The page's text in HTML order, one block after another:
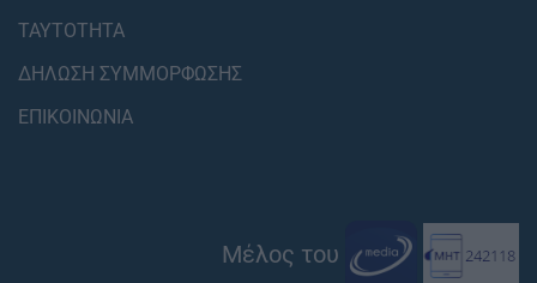
ΤΑΥΤΟΤΗΤΑ
ΔΗΛΩΣΗ ΣΥΜΜΟΡΦΩΣΗΣ
ΕΠΙΚΟΙΝΩΝΙΑ
Μέλος του